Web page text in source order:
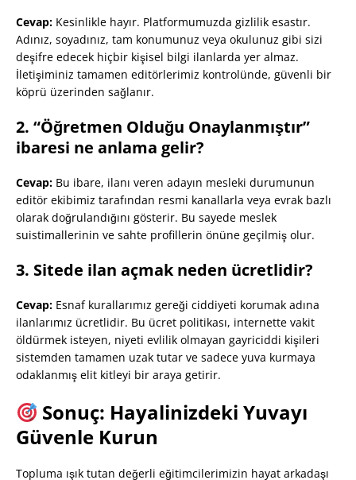
Cevap: Kesinlikle hayır. Platformumuzda gizlilik esastır.
Adınız, soyadınız, tam konumunuz veya okulunuz gibi sizi
deşifre edecek hiçbir kişisel bilgi ilanlarda yer almaz.
İletişiminiz tamamen editörlerimiz kontrolünde, güvenli bir
köprü üzerinden sağlanır.
2. “Öğretmen Olduğu Onaylanmıştır”
ibaresi ne anlama gelir?
Cevap: Bu ibare, ilanı veren adayın mesleki durumunun
editör ekibimiz tarafından resmi kanallarla veya evrak bazlı
olarak doğrulandığını gösterir. Bu sayede meslek
suistimallerinin ve sahte profillerin önüne geçilmiş olur.
3. Sitede ilan açmak neden ücretlidir?
Cevap: Esnaf kurallarımız gereği ciddiyeti korumak adına
ilanlarımız ücretlidir. Bu ücret politikası, internette vakit
öldürmek isteyen, niyeti evlilik olmayan gayriciddi kişileri
sistemden tamamen uzak tutar ve sadece yuva kurmaya
odaklanmış elit kitleyi bir araya getirir.
Sonuç: Hayalinizdeki Yuvayı
Güvenle Kurun
Topluma ışık tutan değerli eğitimcilerimizin hayat arkadaşı